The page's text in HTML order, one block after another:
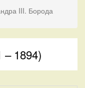
III. Борода
– 1894)